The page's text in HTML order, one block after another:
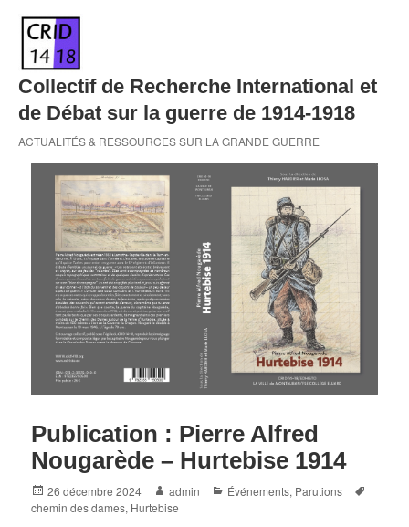
content
Collectif de Recherche International et
de Débat sur la guerre de 1914-1918
ACTUALITÉS & RESSOURCES SUR LA GRANDE GUERRE
Publication : Pierre Alfred
Nougarède – Hurtebise 1914
Posted
on
26 décembre 2024 Author
admin Categories
Événements, Parutions
chemin des dames, Hurtebise